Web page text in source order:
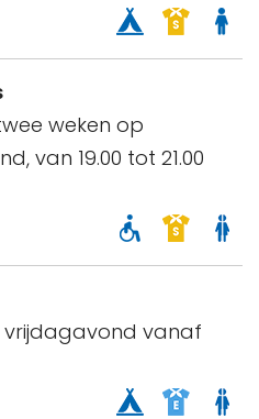
weken op
van 19.00 tot 21.00
vrijdagavond vanaf